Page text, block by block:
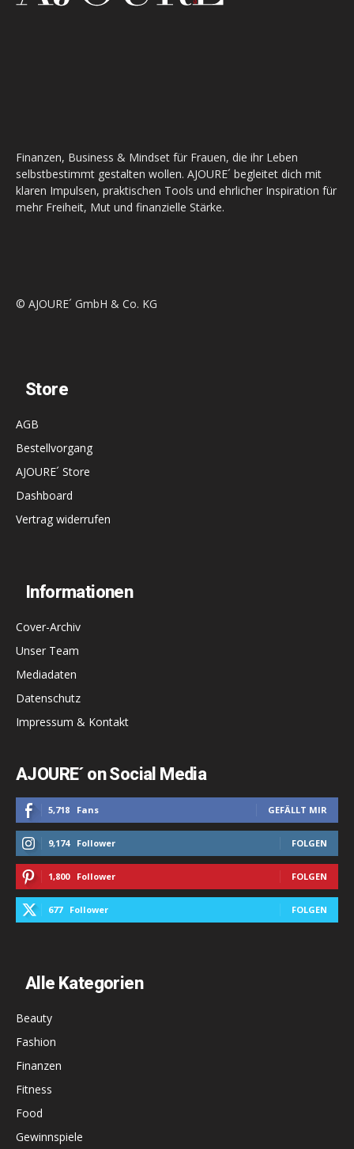
Finanzen, Business & Mindset für Frauen, die ihr Leben
selbstbestimmt gestalten wollen. AJOURE´ begleitet dich mit
klaren Impulsen, praktischen Tools und ehrlicher Inspiration für
mehr Freiheit, Mut und finanzielle Stärke.
© AJOURE´ GmbH & Co. KG
Store
AGB
Bestellvorgang
AJOURE´ Store
Dashboard
Vertrag widerrufen
Informationen
Cover-Archiv
Unser Team
Mediadaten
Datenschutz
Impressum & Kontakt
AJOURE´ on Social Media
5,718 Fans GEFÄLLT MIR
9,174 Follower FOLGEN
1,800 Follower FOLGEN
677 Follower FOLGEN
Alle Kategorien
Beauty
Fashion
Finanzen
Fitness
Food
Gewinnspiele